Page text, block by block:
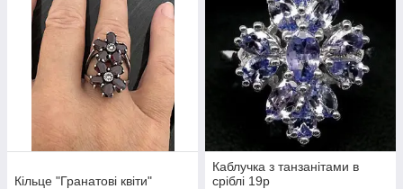
Кільце "Гранатові квіти"
Каблучка з танзанітами в
сріблі 19р